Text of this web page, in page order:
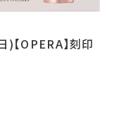
OPERA】刻印